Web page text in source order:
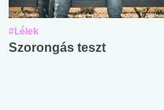
#Lélek
Szorongás teszt